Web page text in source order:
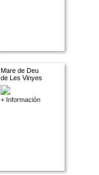
Mare de Deu
de Les Vinyes
+ Información